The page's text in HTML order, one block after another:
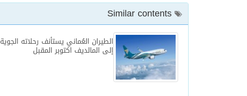
الطيران العُماني يستأنف رحلاته الجوية
إلى المالديف اكتوبر المقبل